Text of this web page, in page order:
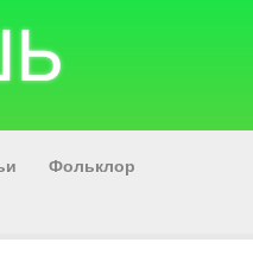
Фольклор